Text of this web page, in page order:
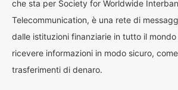
che sta per Society for Worldwide
Telecommunication, è una rete di
dalle istituzioni finanziarie in tutto il
ricevere informazioni in modo sicuro,
trasferimenti di denaro.